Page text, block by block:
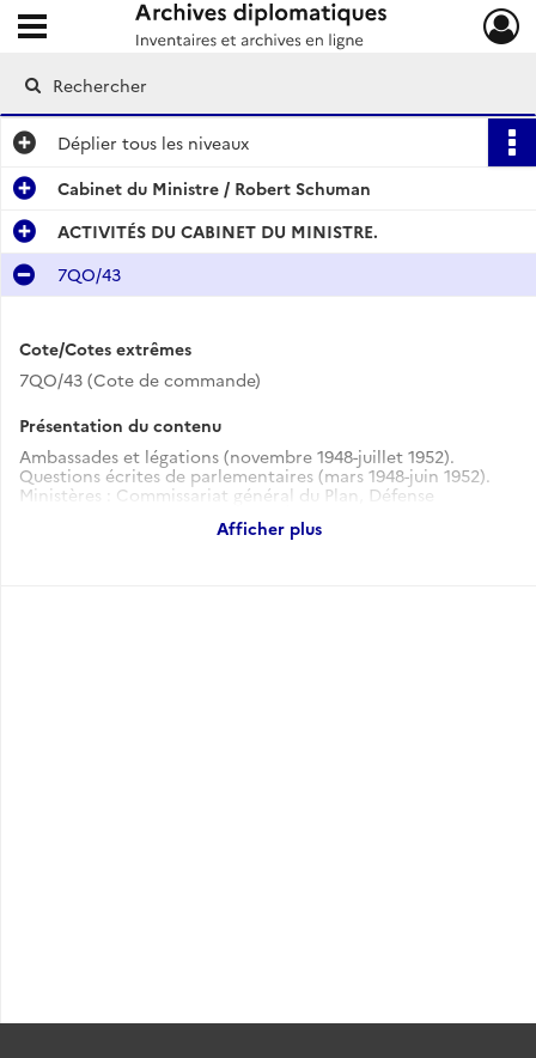
Archives diplomatiques
Ouvrir le menu déroulant
Déplier tous les niveaux
Cabinet du Ministre / Robert Schuman
ACTIVITÉS DU CABINET DU MINISTRE.
7QO/43
Cote/Cotes extrêmes
7QO/43 (Cote de commande)
Présentation du contenu
Ambassades et légations (novembre 1948-juillet 1952).
Questions écrites de parlementaires (mars 1948-juin 1952).
Ministères : Commissariat général du Plan, Défense
Afficher plus